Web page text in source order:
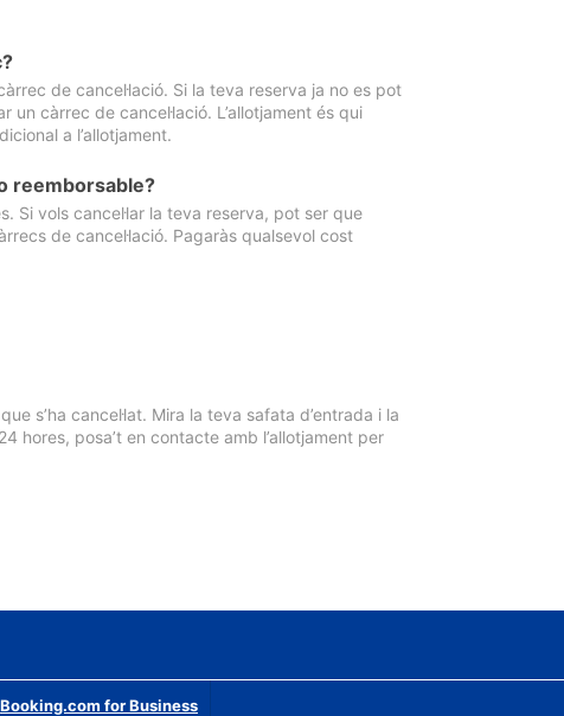
de cancel·lació. Si la teva reserva ja no es pot
càrrec de cancel·lació. L’allotjament és qui
a l’allotjament.
reemborsable?
Si vols cancel·lar la teva reserva, pot ser que
de cancel·lació. Pagaràs qualsevol cost
s’ha cancel·lat. Mira la teva safata d’entrada i la
hores, posa’t en contacte amb l’allotjament per
Booking.com for Business